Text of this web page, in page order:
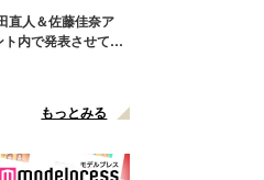
直人＆佐藤佳奈ア
内で発表させてい
もっとみる